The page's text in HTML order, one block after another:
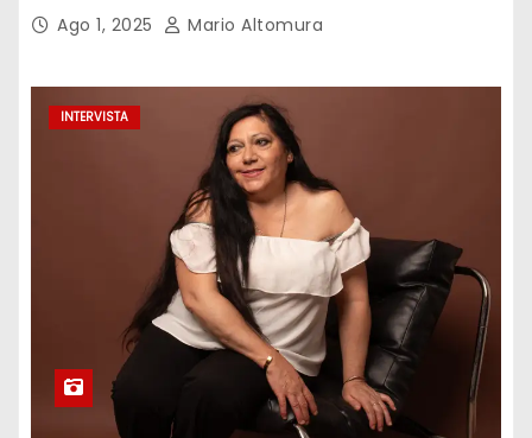
Ago 1, 2025 Mario Altomura
INTERVISTA